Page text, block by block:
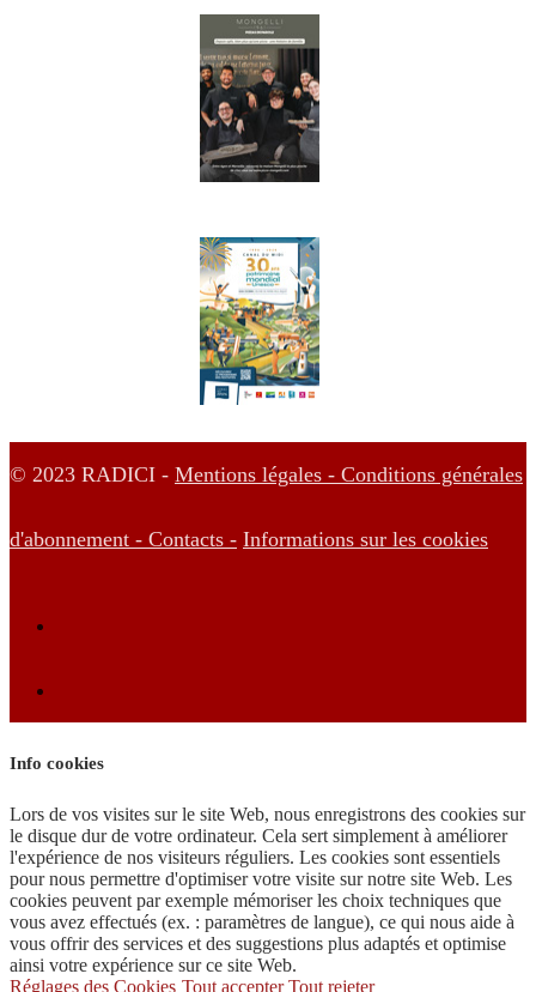
© 2023 RADICI - Mentions légales - Conditions générales
d'abonnement - Contacts - Informations sur les cookies
Info cookies
Lors de vos visites sur le site Web, nous enregistrons des cookies sur
le disque dur de votre ordinateur. Cela sert simplement à améliorer
l'expérience de nos visiteurs réguliers. Les cookies sont essentiels
pour nous permettre d'optimiser votre visite sur notre site Web. Les
cookies peuvent par exemple mémoriser les choix techniques que
vous avez effectués (ex. : paramètres de langue), ce qui nous aide à
vous offrir des services et des suggestions plus adaptés et optimise
ainsi votre expérience sur ce site Web.
Réglages des Cookies Tout accepter Tout rejeter